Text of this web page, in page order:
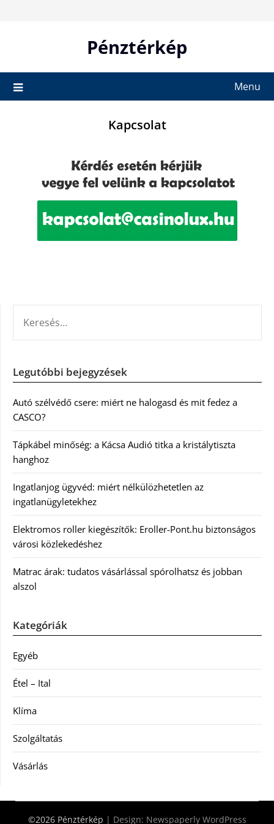
Pénztérkép
Menu
Kapcsolat
Legutóbbi bejegyzések
Autó szélvédő csere: miért ne halogasd és mit fedez a
CASCO?
Tápkábel minőség: a Kácsa Audió titka a kristálytiszta
hanghoz
Ingatlanjog ügyvéd: miért nélkülözhetetlen az
ingatlanügyletekhez
Elektromos roller kiegészítők: Eroller-Pont.hu biztonságos
városi közlekedéshez
Matrac árak: tudatos vásárlással spórolhatsz és jobban
alszol
Kategóriák
Egyéb
Étel – Ital
Klíma
Szolgáltatás
Vásárlás
©2026 Pénztérkép | Design: Newspaperly WordPress